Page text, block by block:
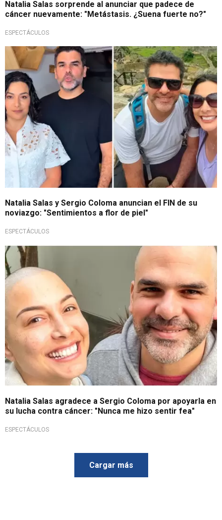
Natalia Salas sorprende al anunciar que padece de
cáncer nuevamente: "Metástasis. ¿Suena fuerte no?"
ESPECTÁCULOS
¿Fin de su amor?
Natalia Salas y Sergio Coloma anuncian el FIN de su
noviazgo: "Sentimientos a flor de piel"
ESPECTÁCULOS
¡Amor puro!
Natalia Salas agradece a Sergio Coloma por apoyarla en
su lucha contra cáncer: "Nunca me hizo sentir fea"
ESPECTÁCULOS
Cargar más